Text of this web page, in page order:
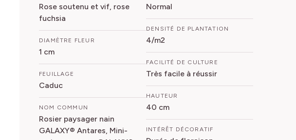
Rose soutenu et vif, rose
fuchsia
DIAMÈTRE FLEUR
1 cm
FEUILLAGE
Caduc
NOM COMMUN
Rosier paysager nain
GALAXY® Antares, Mini-
Normal
DENSITÉ DE PLANTATION
4/m2
FACILITÉ DE CULTURE
Très facile à réussir
HAUTEUR
40 cm
INTÉRÊT DÉCORATIF